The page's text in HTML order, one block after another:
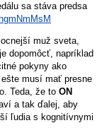
sa stáva predsa
muž sveta,
dopomôcť, napríklad
pokyny ako
musí mať presne
Teda, že to ON
a tak ďalej, aby
ľudia s kognitívnymi